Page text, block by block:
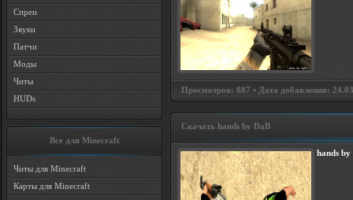
Спреи
Звуки
Патчи
Моды
Читы
HUDs
Все для Minecraft
Читы для Minecraft
Карты для Minecraft
Просмотров: 887 • Дата добавления:
Скачать hands by DaB
hands by